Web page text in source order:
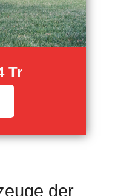
Tr
der